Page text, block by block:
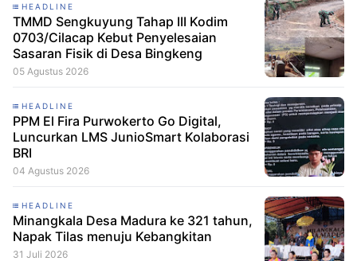
HEADLINE
TMMD Sengkuyung Tahap III Kodim
0703/Cilacap Kebut Penyelesaian
Sasaran Fisik di Desa Bingkeng
05 Agustus 2026
HEADLINE
PPM El Fira Purwokerto Go Digital,
Luncurkan LMS JunioSmart Kolaborasi
BRI
04 Agustus 2026
HEADLINE
Minangkala Desa Madura ke 321 tahun,
Napak Tilas menuju Kebangkitan
31 Juli 2026